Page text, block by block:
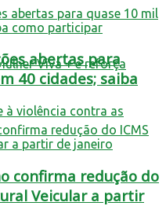
abertas para
40 cidades; saiba
confirma redução do
Veicular a partir